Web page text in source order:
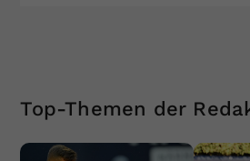
Top-Themen der